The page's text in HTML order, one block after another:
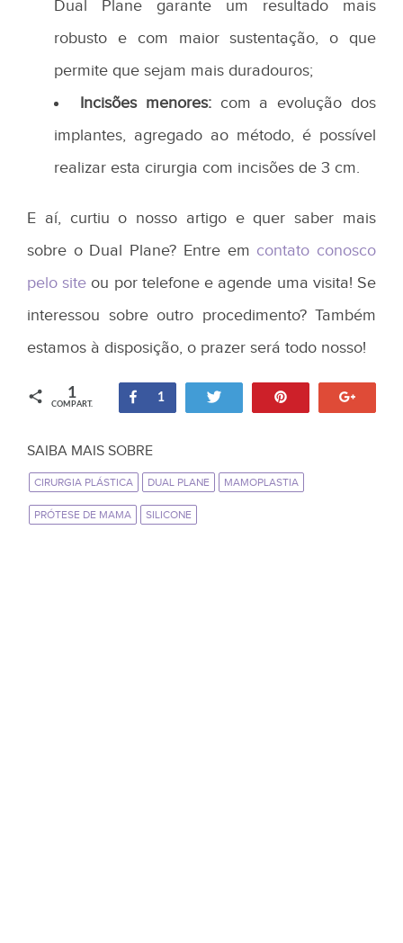
Dual Plane garante um resultado mais
robusto e com maior sustentação, o que
permite que sejam mais duradouros;
Incisões menores:com a evolução dos
implantes, agregado ao método, é possível
realizar esta cirurgia com incisões de 3 cm.
E aí, curtiu o nosso artigo e quer saber mais
sobre o Dual Plane? Entre em contato conosco
pelo site ou por telefone e agende uma visita! Se
interessou sobre outro procedimento? Também
estamos à disposição, o prazer será todo nosso!
1
COMPART.
Compartilhar
1
SAIBA MAIS SOBRE
CIRURGIA PLÁSTICA DUAL PLANE MAMOPLASTIA
PRÓTESE DE MAMA SILICONE